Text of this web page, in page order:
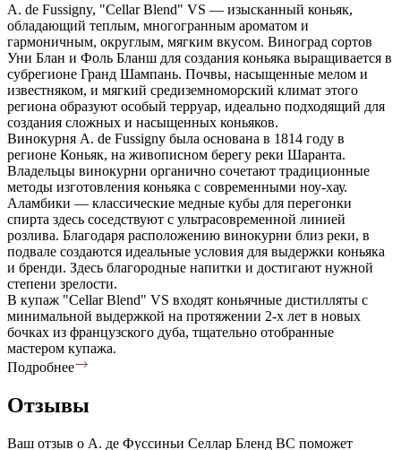
A. de Fussigny, "Cellar Blend" VS — изысканный коньяк,
обладающий теплым, многогранным ароматом и
гармоничным, округлым, мягким вкусом. Виноград сортов
Уни Блан и Фоль Бланш для создания коньяка выращивается в
субрегионе Гранд Шампань. Почвы, насыщенные мелом и
известняком, и мягкий средиземноморский климат этого
региона образуют особый терруар, идеально подходящий для
создания сложных и насыщенных коньяков.
Винокурня A. de Fussigny была основана в 1814 году в
регионе Коньяк, на живописном берегу реки Шаранта.
Владельцы винокурни органично сочетают традиционные
методы изготовления коньяка с современными ноу-хау.
Аламбики — классические медные кубы для перегонки
спирта здесь соседствуют с ультрасовременной линией
розлива. Благодаря расположению винокурни близ реки, в
подвале создаются идеальные условия для выдержки коньяка
и бренди. Здесь благородные напитки и достигают нужной
степени зрелости.
В купаж "Cellar Blend" VS входят коньячные дистилляты с
минимальной выдержкой на протяжении 2-х лет в новых
бочках из французского дуба, тщательно отобранные
мастером купажа.
Подробнее
Отзывы
Ваш отзыв о А. де Фуссиньи Селлар Бленд ВС поможет